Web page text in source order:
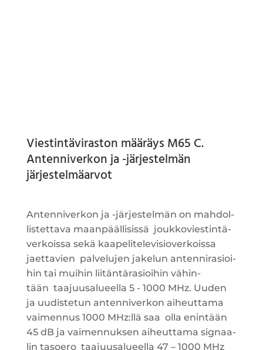
Viestintäviraston määräys M65 C.
Antenniverkon ja -järjestelmän
järjestelmäarvot
Anten­ni­ver­kon ja -jär­jes­tel­män on mah­dol­
lis­tet­ta­va maan­pääl­li­sis­sä jouk­ko­vies­tin­tä­
ver­kois­sa sekä kaa­pe­li­te­le­vi­sio­ver­kois­sa
jaet­ta­vien pal­ve­lu­jen jake­lun anten­ni­rasioi­
hin tai mui­hin lii­tän­tä­rasioi­hin vähin­
tään taa­juusa­lu­eel­la 5 - 1000 MHz. Uuden
ja uudis­te­tun anten­ni­ver­kon aiheut­ta­ma
vai­men­nus 1000 MHz:llä saa olla enin­tään
45 dB ja vai­men­nuk­sen aiheut­ta­ma sig­naa­
lin tasoe­ro taa­juusa­lu­eel­la 47 – 1000 MHz